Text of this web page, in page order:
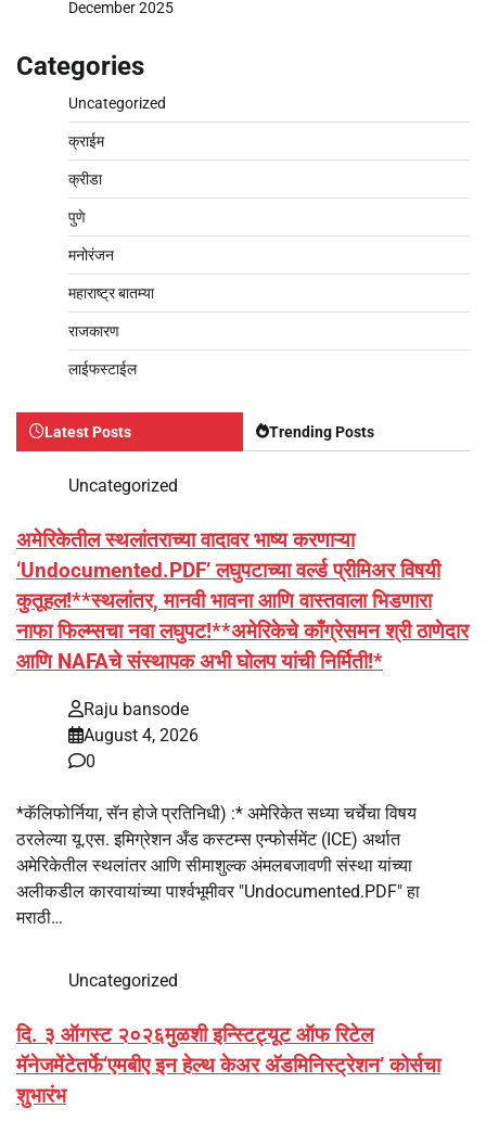
December 2025
Categories
Uncategorized
क्राईम
क्रीडा
पुणे
मनोरंजन
महाराष्ट्र बातम्या
राजकारण
लाईफस्टाईल
Latest Posts Trending Posts
Uncategorized
अमेरिकेतील स्थलांतराच्या वादावर भाष्य करणाऱ्या
‘Undocumented.PDF’ लघुपटाच्या वर्ल्ड प्रीमिअर विषयी
कुतूहल!**स्थलांतर, मानवी भावना आणि वास्तवाला भिडणारा
नाफा फिल्म्सचा नवा लघुपट!**अमेरिकेचे काँग्रेसमन श्री ठाणेदार
आणि NAFAचे संस्थापक अभी घोलप यांची निर्मिती!*
Raju bansode
August 4, 2026
0
*कॅलिफोर्निया, सॅन होजे प्रतिनिधी) :* अमेरिकेत सध्या चर्चेचा विषय
ठरलेल्या यू.एस. इमिग्रेशन अँड कस्टम्स एन्फोर्समेंट (ICE) अर्थात
अमेरिकेतील स्थलांतर आणि सीमाशुल्क अंमलबजावणी संस्था यांच्या
अलीकडील कारवायांच्या पार्श्वभूमीवर "Undocumented.PDF" हा
मराठी…
Uncategorized
दि. ३ ऑगस्ट २०२६मुळशी इन्स्टिट्यूट ऑफ रिटेल
मॅनेजमेंटेतर्फे‘एमबीए इन हेल्थ केअर अ‍ॅडमिनिस्ट्रेशन’ कोर्सचा
शुभारंभ